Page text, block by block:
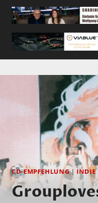
CD-EMPFEHLUNG| INDIE